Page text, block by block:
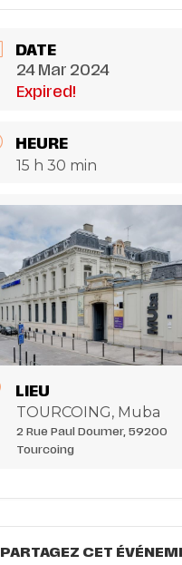
DATE
24 Mar 2024
Expired!
HEURE
15 h 30 min
LIEU
TOURCOING, Muba
2 Rue Paul Doumer, 59200
Tourcoing
PARTAGEZ CET